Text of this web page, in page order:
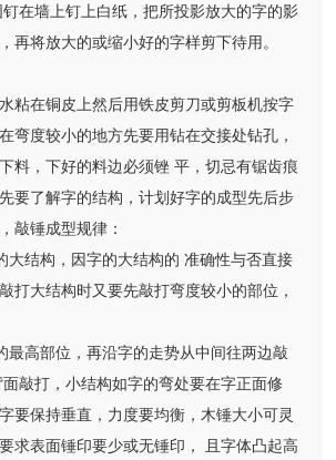
在墙上钉上白纸，把所投影放大的字的影
再将放大的或缩小好的字样剪下待用。
粘在铜皮上然后用铁皮剪刀或剪板机按字
弯度较小的地方先要用钻在交接处钻孔，
料，下好的料边必须锉 平，切忌有锯齿痕
要了解字的结构，计划好字的成型先后步
敲锤成型规律：
大结构，因字的大结构的 准确性与否直接
打大结构时又要先敲打弯度较小的部位，
最高部位，再沿字的走势从中间往两边敲
敲打，小结构如字的弯处要在字正面修
要保持垂直，力度要均衡，木锤大小可灵
求表面锤印要少或无锤印， 且字体凸起高